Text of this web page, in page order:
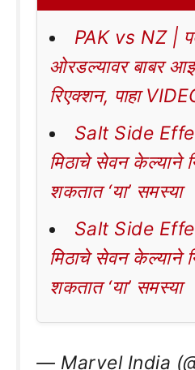
PAK vs NZ |
ओरडल्यावर बाबर
रिएक्शन, पाहा
Salt Side
मिठाचे सेवन केल्याने
शकतात ‘या’ समस्या
Salt Side
मिठाचे सेवन केल्याने
शकतात ‘या’ समस्या
— Marvel India